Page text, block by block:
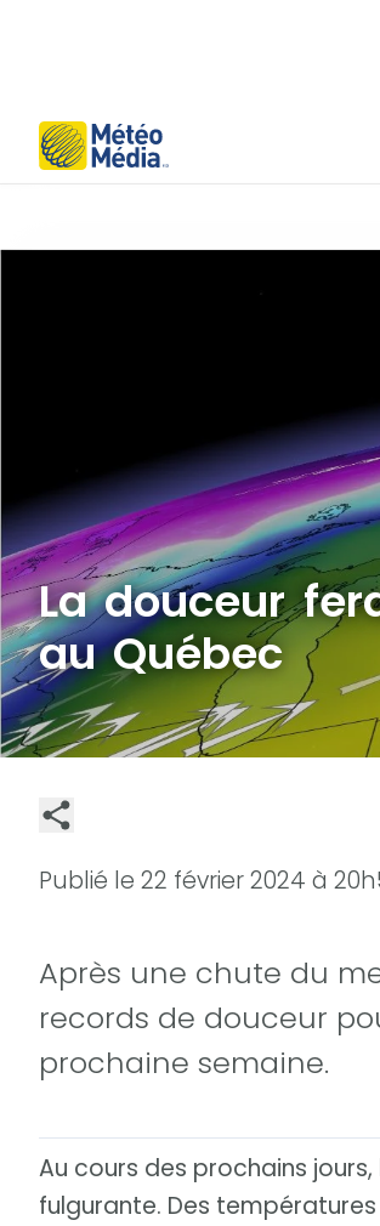
La douceur
au Québec
Publié le 22 février 2024 à
Après une chute du
records de douceur
prochaine semaine.
Au cours des prochains
fulgurante. Des